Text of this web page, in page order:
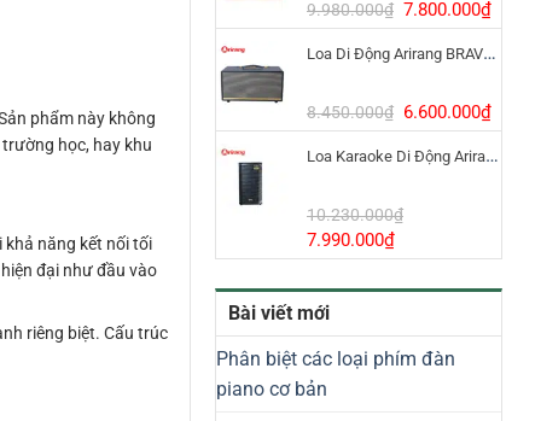
8.800.000₫.
9.980.000₫ Giá
gốc
là:
7.800.000₫Giá
hiện
tại
Loa Di Động Arirang BRAVO 8 800W Có Micro
8.450.000₫ Giá
gốc
là:
6.600.000₫Giá
hiện
tại
Loa Karaoke Di Động Arirang EDGE-X Model I
10.230.000₫
Giá
gốc
là:
10.230.000₫.
7.990.000₫Giá
hiện
tại
7.990.000₫.
Bài viết mới
Phân biệt các loại phím đàn
piano cơ bản
phẩm này không
học, hay khu
khả năng kết nối tối
đại như đầu vào
riêng biệt. Cấu trúc